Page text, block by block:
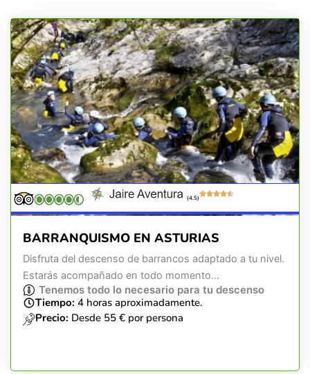
(4.5)
BARRANQUISMO EN ASTURIAS
Disfruta del descenso de barrancos adaptado a tu nivel.
Estarás acompañado en todo momento...
Tenemos todo lo necesario para tu descenso
Tiempo: 4 horas aproximadamente.
Precio: Desde 55 € por persona